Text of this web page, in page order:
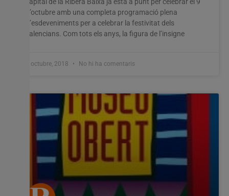
d’octubre amb una completa programació plena
d’esdeveniments per a celebrar la festivitat dels
valencians. Com tots els anys, la figura de l’insigne
3 octubre, 2018 No hi ha comentaris